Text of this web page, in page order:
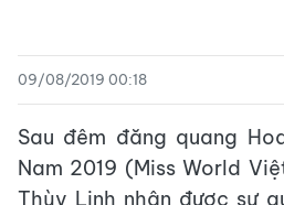
09/08/2019 00:18
Sau đêm đăng quang
Nam 2019 (Miss World
Thùy Linh nhận được sự